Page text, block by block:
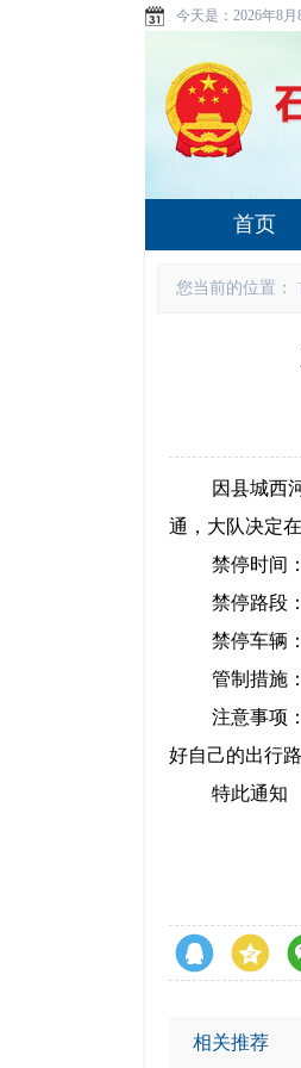
今天是： 2026年8
首页
您当前的位置：
因县城西
通， 大队决定
禁停时间：
禁停路段
禁停车辆
管制措施
注意事项
好自己的出行
特此通知
相关推荐